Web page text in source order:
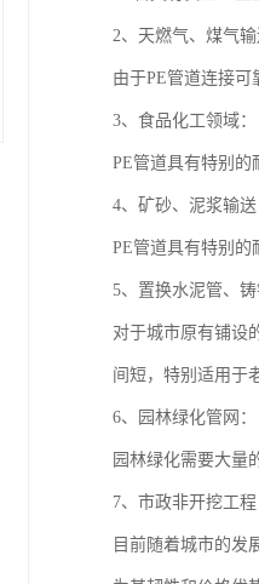
2、天燃气、煤气输
由于PE管道连接可
3、食品化工领域：
PE管道具有特别的
4、矿砂、泥浆输送
PE管道具有特别的
5、置换水泥管、铸
对于城市原有铺设
间短，特别适用于
6、园林绿化管网：
园林绿化需要大量
7、市政非开挖工程
目前随着城市的发